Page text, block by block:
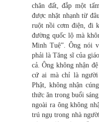
chân đất, đắp một
được nhặt nhạnh từ
ruột nồi cơm điện, đi
đường quốc lộ mà
Minh Tuệ”. Ông nói
phải là Tăng sĩ của
cả. Ông không nhận
cứ ai mà chỉ là
Phật, không nhận
thức ăn trong buổi
ngoài ra ông không
trú ngụ trong nhà